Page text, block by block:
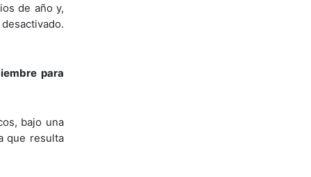
de año y,
para
bajo una
que resulta